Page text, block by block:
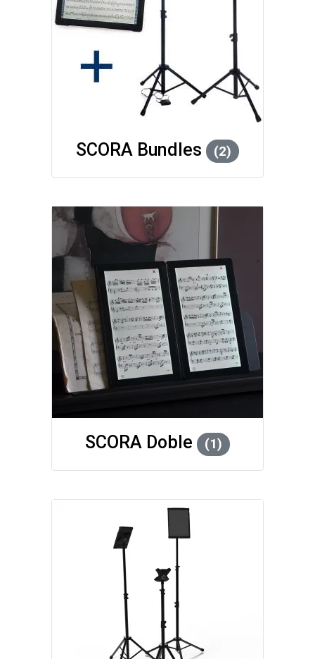
SCORA Bundles (2)
SCORA Doble (1)